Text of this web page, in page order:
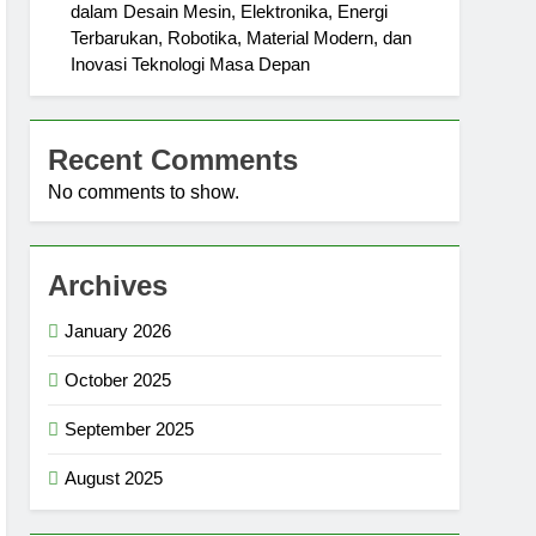
dalam Desain Mesin, Elektronika, Energi
Terbarukan, Robotika, Material Modern, dan
Inovasi Teknologi Masa Depan
Recent Comments
No comments to show.
Archives
January 2026
October 2025
September 2025
August 2025